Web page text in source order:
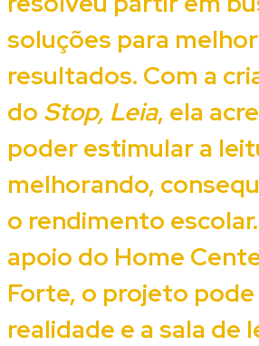
soluções para
resultados. Com a
do Stop, Leia, ela
poder estimular a
melhorando,
o rendimento
apoio do Home
Forte, o projeto
realidade e a sala de